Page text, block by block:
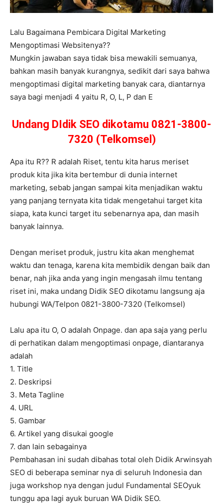
Lalu Bagaimana Pembicara Digital Marketing
Mengoptimasi Websitenya??
Mungkin jawaban saya tidak bisa mewakili semuanya,
bahkan masih banyak kurangnya, sedikit dari saya bahwa
mengoptimasi digital marketing banyak cara, diantarnya
saya bagi menjadi 4 yaitu R, O, L, P dan E
Undang DIdik SEO dikotamu 0821-3800-
7320 (Telkomsel)
Apa itu R?? R adalah Riset, tentu kita harus meriset
produk kita jika kita bertembur di dunia internet
marketing, sebab jangan sampai kita menjadikan waktu
yang panjang ternyata kita tidak mengetahui target kita
siapa, kata kunci target itu sebenarnya apa, dan masih
banyak lainnya.
Dengan meriset produk, justru kita akan menghemat
waktu dan tenaga, karena kita membidik dengan baik dan
benar, nah jika anda yang ingin mengasah ilmu tentang
riset ini, maka undang Didik SEO dikotamu langsung aja
hubungi WA/Telpon 0821-3800-7320 (Telkomsel)
Lalu apa itu O, O adalah Onpage. dan apa saja yang perlu
di perhatikan dalam mengoptimasi onpage, diantaranya
adalah
1. Title
2. Deskripsi
3. Meta Tagline
4. URL
5. Gambar
6. Artikel yang disukai google
7. dan lain sebagainya
Pembahasan ini sudah dibahas total oleh Didik Arwinsyah
SEO di beberapa seminar nya di seluruh Indonesia dan
juga workshop nya dengan judul Fundamental SEOyuk
tunggu apa lagi ayuk buruan WA Didik SEO.